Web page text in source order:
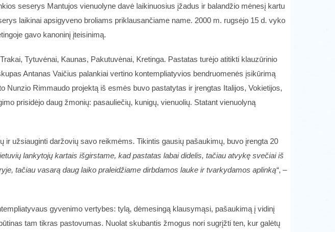
seserys Mantujos vienuolyne davė laikinuosius įžadus ir balandžio mėnesį kartu
laikinai apsigyveno broliams priklausančiame name. 2000 m. rugsėjo 15 d. vyko
gavo kanoninį įteisinimą.
Tytuvėnai, Kaunas, Pakutuvėnai, Kretinga. Pastatas turėjo atitikti klauzūrinio
Antanas Vaičius palankiai vertino kontempliatyvios bendruomenės įsikūrimą
Rimmaudo projektą iš esmės buvo pastatytas ir įrengtas Italijos, Vokietijos,
prisidėjo daug žmonių: pasauliečių, kunigų, vienuolių. Statant vienuolyną
užsiauginti daržovių savo reikmėms. Tikintis gausių pašaukimų, buvo įrengta 20
lankytojų kartais išgirstame, kad pastatas labai didelis, tačiau atvykę svečiai iš
tačiau vasarą daug laiko praleidžiame dirbdamos lauke ir tvarkydamos aplinką“, –
gyvenimo vertybes: tylą, dėmesingą klausymąsi, pašaukimą į vidinį
tam tikras pastovumas. Nuolat skubantis žmogus nori sugrįžti ten, kur galėtų